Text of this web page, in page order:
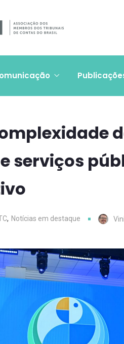
serviços
, Notícias em destaque